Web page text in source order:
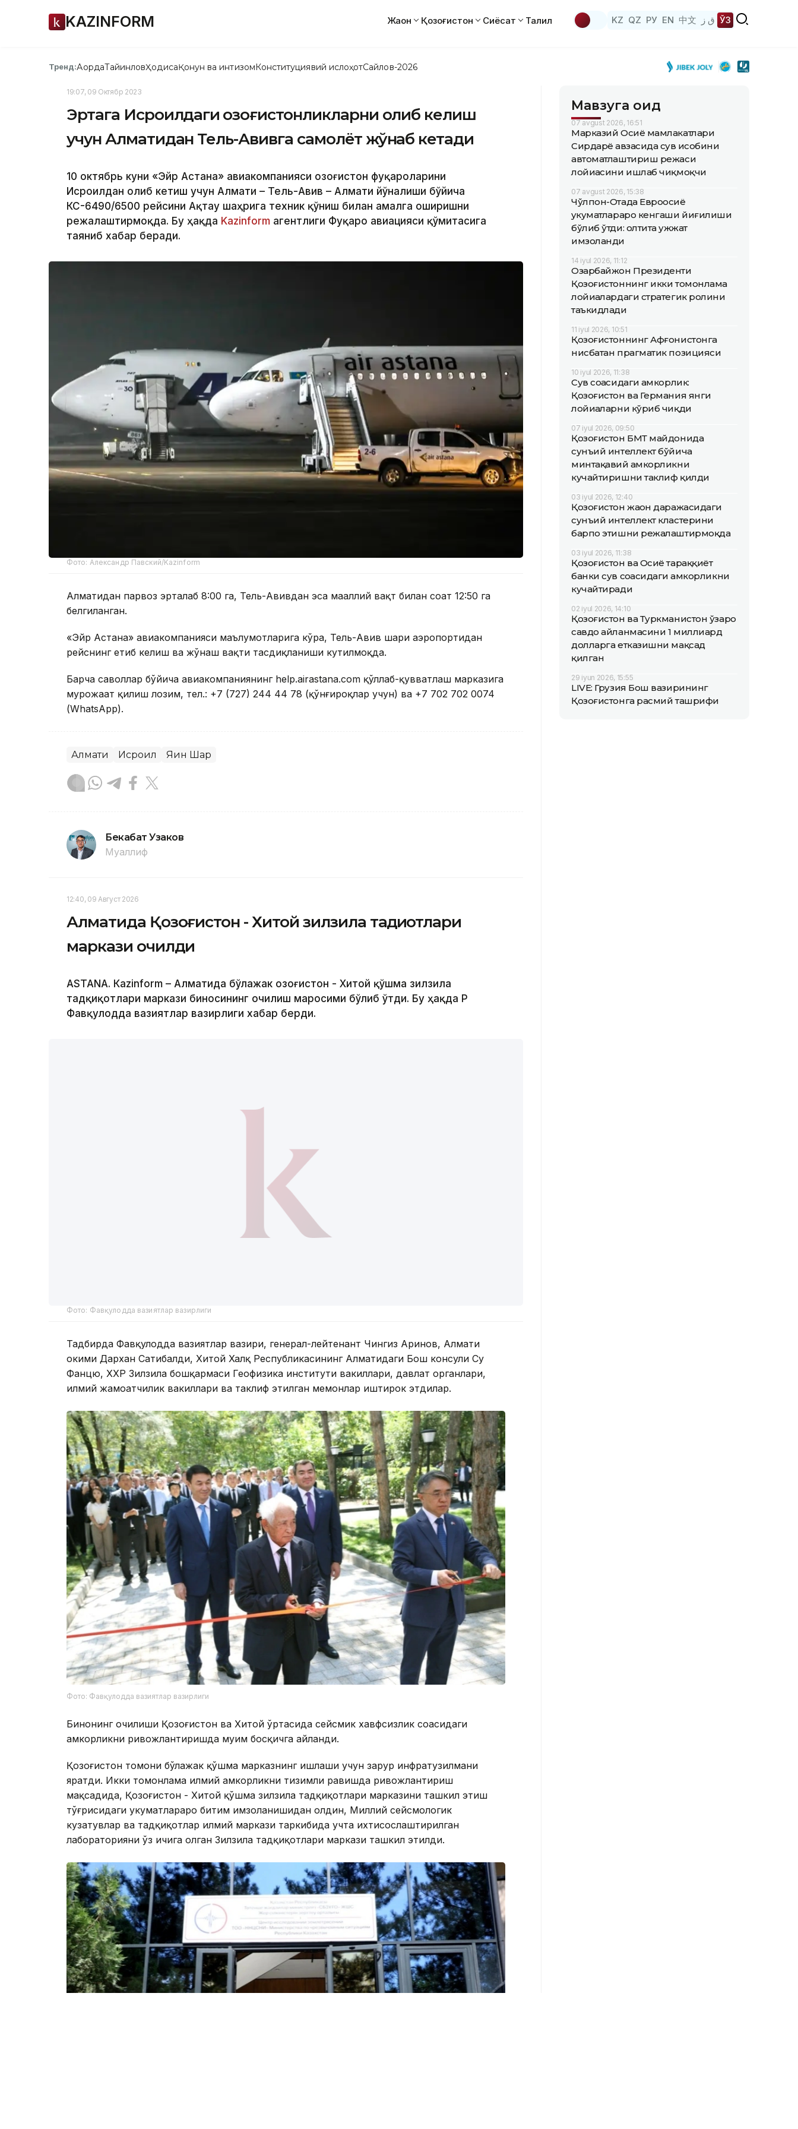
KAZINFORM Жаҳон Қозоғистон Сиёсат Таҳлил KZ QZ РУ EN 中文 ق ز ЎЗ
Тренд:АқордаТайинловҲодисаҚонун ва интизомКонституциявий ислоҳотСайлов-2026
19:07, 09 Октябр 2023
Эртага Исроилдаги қозоғистонликларни олиб келиш
учун Алматидан Тель-Авивга самолёт жўнаб кетади
10 октябрь куни «Эйр Астана» авиакомпанияси Қозоғистон фуқароларини
Исроилдан олиб кетиш учун Алмати – Тель-Авив – Алмати йўналиши бўйича
КС-6490/6500 рейсини Ақтау шаҳрига техник қўниш билан амалга оширишни
режалаштирмоқда. Бу ҳақда Kazinform агентлиги Фуқаро авиацияси қўмитасига
таяниб хабар беради.
Фото: Александр Павский/Kazinform
Алматидан парвоз эрталаб 8:00 га, Тель-Авивдан эса маҳаллий вақт билан соат 12:50 га
белгиланган.
«Эйр Астана» авиакомпанияси маълумотларига кўра, Тель-Авив шаҳри аэропортидан
рейснинг етиб келиш ва жўнаш вақти тасдиқланиши кутилмоқда.
Барча саволлар бўйича авиакомпаниянинг help.airastana.com қўллаб-қувватлаш марказига
мурожаат қилиш лозим, тел.: +7 (727) 244 44 78 (қўнғироқлар учун) ва +7 702 702 0074
(WhatsApp).
Алмати Исроил Яқин Шарқ
Бекабат Узаков
Муаллиф
12:40, 09 Август 2026
Алматида Қозоғистон - Хитой зилзила тадқиқотлари
маркази очилди
ASTANА. Кazinform – Алматида бўлажак Қозоғистон - Хитой қўшма зилзила
тадқиқотлари маркази биносининг очилиш маросими бўлиб ўтди. Бу ҳақда ҚР
Фавқулодда вазиятлар вазирлиги хабар берди.
Фото: Фавқулодда вазиятлар вазирлиги
Тадбирда Фавқулодда вазиятлар вазири, генерал-лейтенант Чингиз Аринов, Алмати
ҳокими Дархан Сатибалди, Хитой Халқ Республикасининг Алматидаги Бош консули Су
илмий жамоатчилик вакиллари ва таклиф этилган меҳмонлар иштирок этдилар.
Фото: Фавқулодда вазиятлар вазирлиги
ҳамкорликни ривожлантиришда муҳим босқичга айланди.
Қозоғистон томони бўлажак қўшма марказнинг ишлаши учун зарур инфратузилмани
яратди. Икки томонлама илмий ҳамкорликни тизимли равишда ривожлантириш
мақсадида, Қозоғистон - Хитой қўшма зилзила тадқиқотлари марказини ташкил этиш
тўғрисидаги ҳукуматлараро битим имзоланишидан олдин, Миллий сейсмологик
лабораторияни ўз ичига олган Зилзила тадқиқотлари маркази ташкил этилди.
Мавзуга оид
07 avgust 2026, 16:51
Марказий Осиё мамлакатлари
Сирдарё ҳавзасида сув ҳисобини
автоматлаштириш режаси
лойиҳасини ишлаб чиқмоқчи
07 avgust 2026, 15:38
Чўлпон-Отада Евроосиё
ҳукуматлараро кенгаши йиғилиши
бўлиб ўтди: олтита ҳужжат
имзоланди
14 iyul 2026, 11:12
Озарбайжон Президенти
Қозоғистоннинг икки томонлама
лойиҳалардаги стратегик ролини
таъкидлади
11 iyul 2026, 10:51
Қозоғистоннинг Афғонистонга
нисбатан прагматик позицияси
10 iyul 2026, 11:38
Сув соҳасидаги ҳамкорлик:
Қозоғистон ва Германия янги
лойиҳаларни кўриб чиқди
07 iyul 2026, 09:50
Қозоғистон БМТ майдонида
сунъий интеллект бўйича
минтақавий ҳамкорликни
кучайтиришни таклиф қилди
03 iyul 2026, 12:40
Қозоғистон жаҳон даражасидаги
сунъий интеллект кластерини
барпо этишни режалаштирмоқда
03 iyul 2026, 11:38
Қозоғистон ва Осиё тараққиёт
банки сув соҳасидаги ҳамкорликни
кучайтиради
02 iyul 2026, 14:10
Қозоғистон ва Туркманистон ўзаро
савдо айланмасини 1 миллиард
долларга етказишни мақсад
қилган
29 iyun 2026, 15:55
LIVE: Грузия Бош вазирининг
Қозоғистонга расмий ташрифи